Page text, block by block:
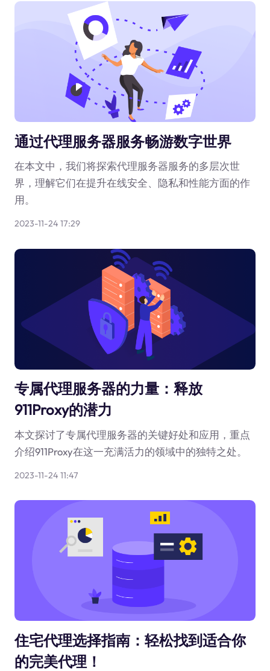
通过代理服务器服务畅游数字世界
在本文中，我们将探索代理服务器服务的多层次世
界，理解它们在提升在线安全、隐私和性能方面的作
用。
2023-11-24 17:29
专属代理服务器的力量：释放
911Proxy的潜力
本文探讨了专属代理服务器的关键好处和应用，重点
介绍911Proxy在这一充满活力的领域中的独特之处。
2023-11-24 11:47
住宅代理选择指南：轻松找到适合你
的完美代理！